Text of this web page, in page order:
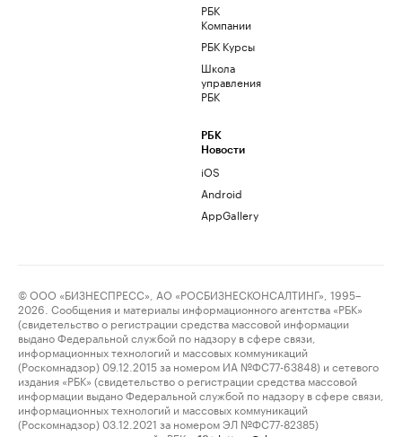
РБК
Компании
РБК Курсы
Школа
управления
РБК
РБК
Новости
iOS
Android
AppGallery
© ООО «БИЗНЕСПРЕСС», АО «РОСБИЗНЕСКОНСАЛТИНГ», 1995–
2026. Сообщения и материалы информационного агентства «РБК»
(свидетельство о регистрации средства массовой информации
выдано Федеральной службой по надзору в сфере связи,
информационных технологий и массовых коммуникаций
(Роскомнадзор) 09.12.2015 за номером ИА №ФС77-63848) и сетевого
издания «РБК» (свидетельство о регистрации средства массовой
информации выдано Федеральной службой по надзору в сфере связи,
информационных технологий и массовых коммуникаций
(Роскомнадзор) 03.12.2021 за номером ЭЛ №ФС77-82385)